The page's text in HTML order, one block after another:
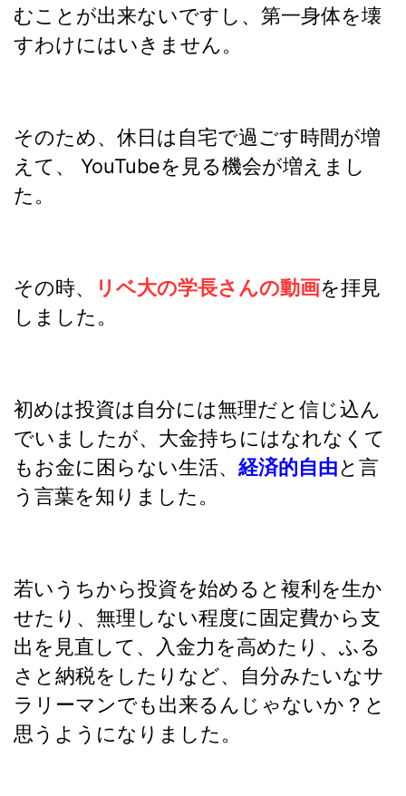
むことが出来ないですし、第一身体を壊
すわけにはいきません。
そのため、休日は自宅で過ごす時間が増
えて、 YouTubeを見る機会が増えまし
た。
その時、 リベ大の学長さんの動画を拝見
しました。
初めは投資は自分には無理だと信じ込ん
でいましたが、大金持ちにはなれなくて
もお金に困らない生活、 経済的自由と言
う言葉を知りました。
若いうちから投資を始めると複利を生か
せたり、無理しない程度に固定費から支
出を見直して、入金力を高めたり、ふる
さと納税をしたりなど、自分みたいなサ
ラリーマンでも出来るんじゃないか？と
思うようになりました。